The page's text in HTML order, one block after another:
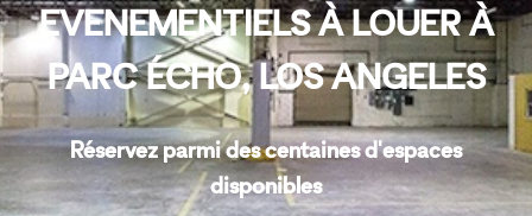
EVENEMENTIELS À LOUER À
PARC ÉCHO, LOS ANGELES
Réservez parmi des centaines d'espaces
disponibles